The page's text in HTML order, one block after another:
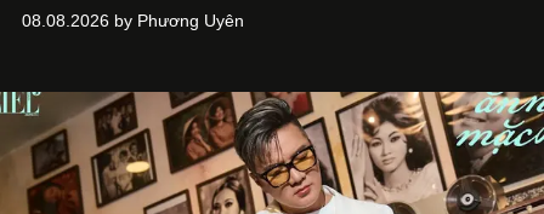
Kitchen Bar và SALEM tại TP.HCM.
08.08.2026 by Phương Uyên